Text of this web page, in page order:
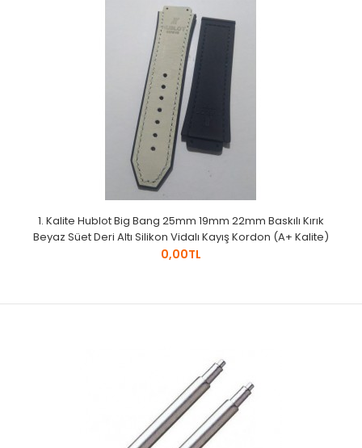
1. Kalite Hublot Big Bang 25mm 19mm 22mm Baskılı Kırık
Beyaz Süet Deri Altı Silikon Vidalı Kayış Kordon (A+ Kalite)
0,00TL